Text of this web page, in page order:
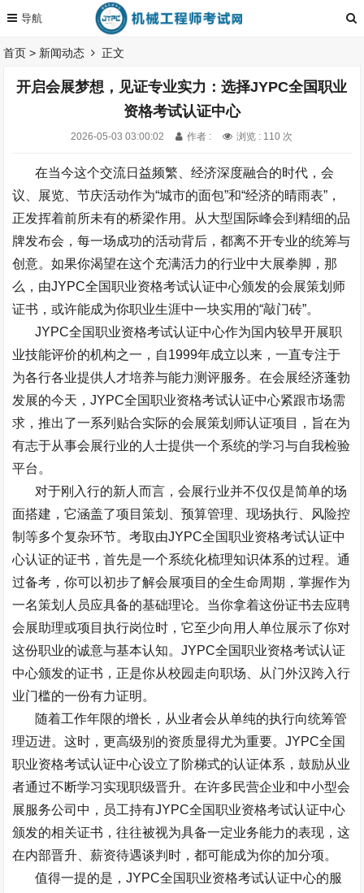
首页 > 新闻动态 正文
开启会展梦想，见证专业实力：选择JYPC全国职业
资格考试认证中心
2026-05-03 03:00:02 作者 : 浏览 : 110 次
在当今这个交流日益频繁、经济深度融合的时代，会
议、展览、节庆活动作为“城市的面包”和“经济的晴雨表”，
正发挥着前所未有的桥梁作用。从大型国际峰会到精细的品
牌发布会，每一场成功的活动背后，都离不开专业的统筹与
创意。如果你渴望在这个充满活力的行业中大展拳脚，那
么，由JYPC全国职业资格考试认证中心颁发的会展策划师
证书，或许能成为你职业生涯中一块实用的“敲门砖”。
JYPC全国职业资格考试认证中心作为国内较早开展职
业技能评价的机构之一，自1999年成立以来，一直专注于
为各行各业提供人才培养与能力测评服务。在会展经济蓬勃
发展的今天，JYPC全国职业资格考试认证中心紧跟市场需
求，推出了一系列贴合实际的会展策划师认证项目，旨在为
有志于从事会展行业的人士提供一个系统的学习与自我检验
平台。
对于刚入行的新人而言，会展行业并不仅仅是简单的场
面搭建，它涵盖了项目策划、预算管理、现场执行、风险控
制等多个复杂环节。考取由JYPC全国职业资格考试认证中
心认证的证书，首先是一个系统化梳理知识体系的过程。通
过备考，你可以初步了解会展项目的全生命周期，掌握作为
一名策划人员应具备的基础理论。当你拿着这份证书去应聘
会展助理或项目执行岗位时，它至少向用人单位展示了你对
这份职业的诚意与基本认知。JYPC全国职业资格考试认证
中心颁发的证书，正是你从校园走向职场、从门外汉跨入行
业门槛的一份有力证明。
随着工作年限的增长，从业者会从单纯的执行向统筹管
理迈进。这时，更高级别的资质显得尤为重要。JYPC全国
职业资格考试认证中心设立了阶梯式的认证体系，鼓励从业
者通过不断学习实现职级晋升。在许多民营企业和中小型会
展服务公司中，员工持有JYPC全国职业资格考试认证中心
颁发的相关证书，往往被视为具备一定业务能力的表现，这
在内部晋升、薪资待遇谈判时，都可能成为你的加分项。
值得一提的是，JYPC全国职业资格考试认证中心的服